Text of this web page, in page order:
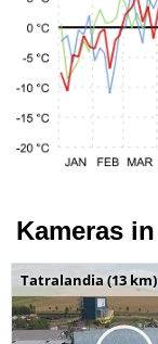
Kameras
Tatralandia (13 km)